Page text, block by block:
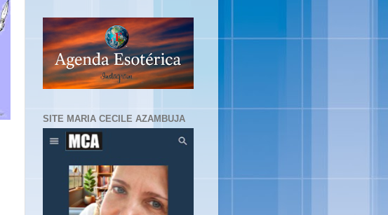
SITE MARIA CECILE AZAMBUJA